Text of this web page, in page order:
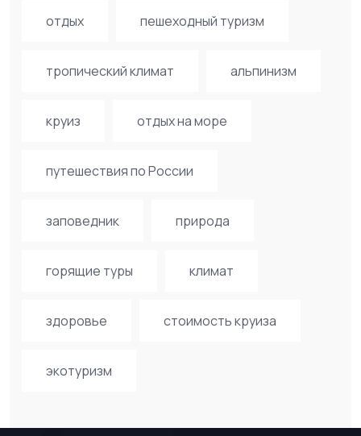
отдых пешеходный туризм
тропический климат альпинизм
круиз отдых на море
путешествия по России
заповедник природа
горящие туры климат
здоровье стоимость круиза
экотуризм